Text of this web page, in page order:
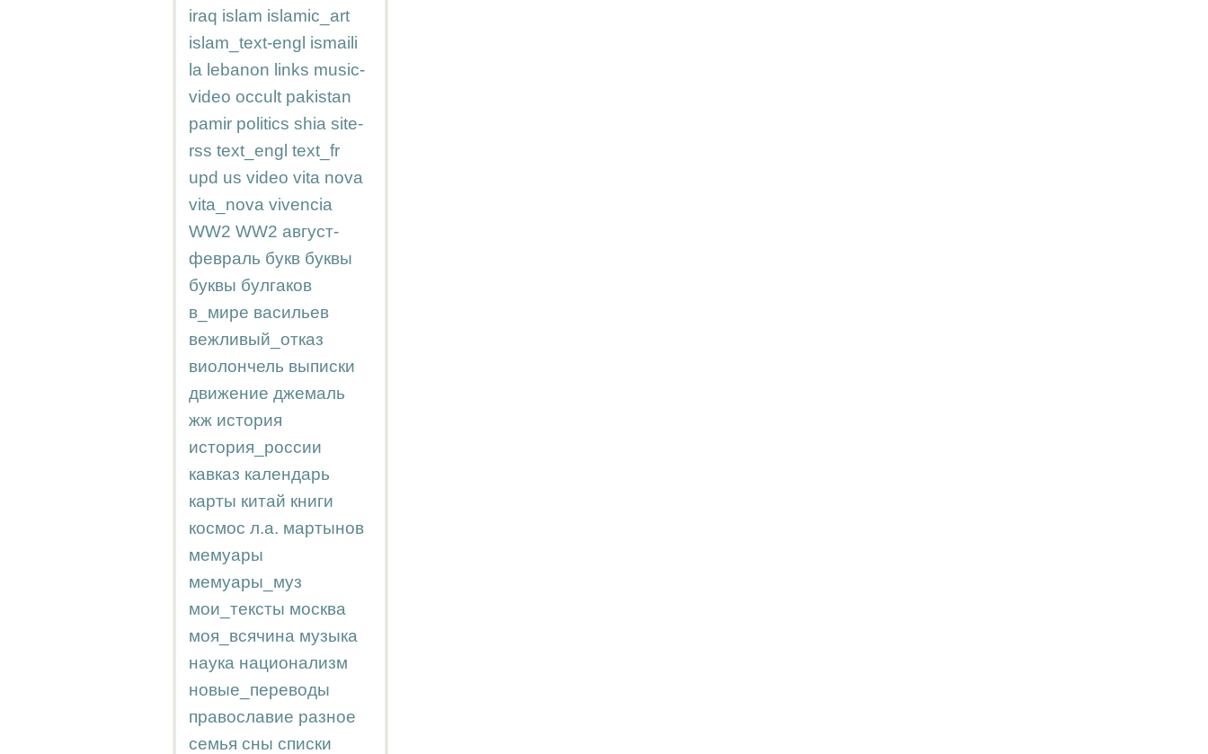
iraq islam islamic_art
islam_text-engl ismaili
la lebanon links music-
video occult pakistan
pamir politics shia site-
rss text_engl text_fr
upd us video vita nova
vita_nova vivencia
WW2 WW2 август-
февраль букв буквы
буквы булгаков
в_мире васильев
вежливый_отказ
виолончель выписки
движение джемаль
жж история
история_россии
кавказ календарь
карты китай книги
космос л.а. мартынов
мемуары
мемуары_муз
мои_тексты москва
моя_всячина музыка
наука национализм
новые_переводы
православие разное
семья сны списки